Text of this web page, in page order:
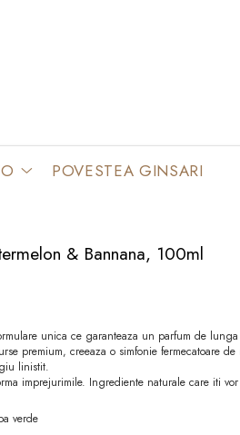
POVESTEA GINSARI
& Bannana, 100ml
unica ce garanteaza un parfum de
premium, creeaza o simfonie fermecatoare
linistit.
imprejurimile. Ingrediente naturale care iti
verde